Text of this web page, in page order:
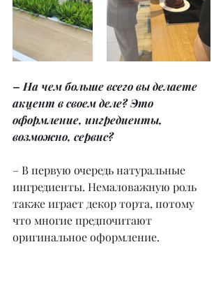
– На чем больше всего вы делаете
акцент в своем деле? Это
оформление, ингредиенты,
возможно, сервис?
– В первую очередь натуральные
ингредиенты. Немаловажную роль
также играет декор торта, потому
что многие предпочитают
оригинальное оформление.